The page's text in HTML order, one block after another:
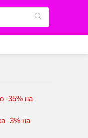
-35% на
-3% на